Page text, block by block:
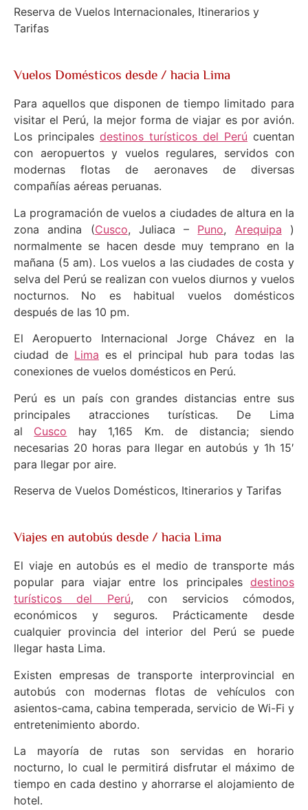
Reserva de Vuelos Internacionales, Itinerarios y
Tarifas
Vuelos Domésticos desde / hacia Lima
Para aquellos que disponen de tiempo limitado para
visitar el Perú, la mejor forma de viajar es por avión.
Los principales destinos turísticos del Perú cuentan
con aeropuertos y vuelos regulares, servidos con
modernas flotas de aeronaves de diversas
compañías aéreas peruanas.
La programación de vuelos a ciudades de altura en la
zona andina (Cusco, Juliaca – Puno, Arequipa )
normalmente se hacen desde muy temprano en la
mañana (5 am). Los vuelos a las ciudades de costa y
selva del Perú se realizan con vuelos diurnos y vuelos
nocturnos. No es habitual vuelos domésticos
después de las 10 pm.
El Aeropuerto Internacional Jorge Chávez en la
ciudad de Lima es el principal hub para todas las
conexiones de vuelos domésticos en Perú.
Perú es un país con grandes distancias entre sus
principales atracciones turísticas. De Lima
al Cusco hay 1,165 Km. de distancia; siendo
necesarias 20 horas para llegar en autobús y 1h 15′
para llegar por aire.
Reserva de Vuelos Domésticos, Itinerarios y Tarifas
Viajes en autobús desde / hacia Lima
El viaje en autobús es el medio de transporte más
popular para viajar entre los principales destinos
turísticos del Perú, con servicios cómodos,
económicos y seguros. Prácticamente desde
cualquier provincia del interior del Perú se puede
llegar hasta Lima.
Existen empresas de transporte interprovincial en
autobús con modernas flotas de vehículos con
asientos-cama, cabina temperada, servicio de Wi-Fi y
entretenimiento abordo.
La mayoría de rutas son servidas en horario
nocturno, lo cual le permitirá disfrutar el máximo de
tiempo en cada destino y ahorrarse el alojamiento de
hotel.